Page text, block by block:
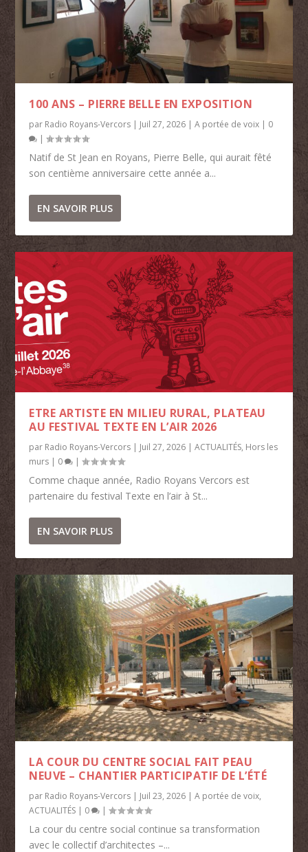
100 ANS – PIERRE BELLE EN EXPOSITION
par Radio Royans-Vercors | Juil 27, 2026 |A portée de voix | 0
|
Natif de St Jean en Royans, Pierre Belle, qui aurait fêté
son centième anniversaire cette année a...
EN SAVOIR PLUS
ETRE ARTISTE EN MILIEU RURAL, PLATEAU
AU FESTIVAL TEXTE EN L’AIR 2026
par Radio Royans-Vercors | Juil 27, 2026 |ACTUALITÉS, Hors les
murs | 0 |
Comme chaque année, Radio Royans Vercors est
partenaire du festival Texte en l’air à St...
EN SAVOIR PLUS
LA COUR DU CENTRE SOCIAL FAIT PEAU
NEUVE – CHANTIER PARTICIPATIF DE L’ÉTÉ
par Radio Royans-Vercors | Juil 23, 2026 |A portée de voix,
ACTUALITÉS | 0 |
La cour du centre social continue sa transformation
avec le collectif d’architectes –...